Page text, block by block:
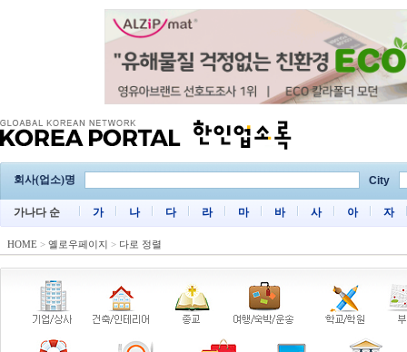
회사(업소)명 City
가나다 순 가 나 다 라 마 바 사 아 자
HOME > 옐로우페이지 > 다로 정렬